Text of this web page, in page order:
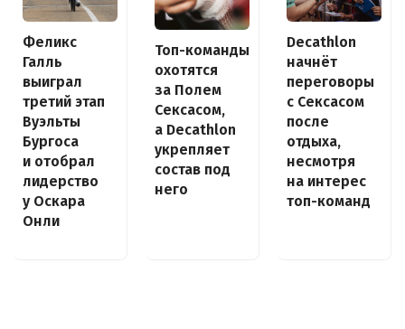
Феликс
Галль
выиграл
третий этап
Вуэльты
Бургоса
и отобрал
лидерство
у Оскара
Онли
Топ-команды
охотятся
за Полем
Сексасом,
а Decathlon
укрепляет
состав под
него
Decathlon
начнёт
переговоры
с Сексасом
после
отдыха,
несмотря
на интерес
топ-команд